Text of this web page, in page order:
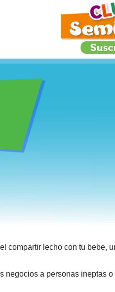
compartir lecho con tu bebe,
negocios a personas ineptas